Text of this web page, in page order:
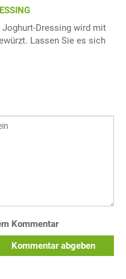
Dressing wird mit
Lassen Sie es sich
Kommentar
Kommentar abgeben